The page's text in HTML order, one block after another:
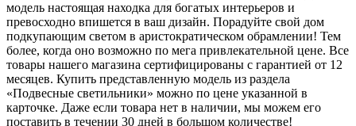
модель настоящая находка для богатых интерьеров и
превосходно впишется в ваш дизайн. Порадуйте свой дом
подкупающим светом в аристократическом обрамлении! Тем
более, когда оно возможно по мега привлекательной цене. Все
товары нашего магазина сертифицированы с гарантией от 12
месяцев. Купить представленную модель из раздела
«Подвесные светильники» можно по цене указанной в
карточке. Даже если товара нет в наличии, мы можем его
поставить в течении 30 дней в большом количестве!